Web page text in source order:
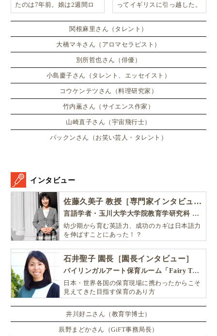
たのは7年前。娘は2週間ロ
ンドンのサマースクールに通
い、英語劇に挑戦したり、
ってイギリスに引っ越した。
関根麻里さん（タレント）
大橋マキさん（アロマセラピスト）
別所哲也さん（俳優）
小島慶子さん（タレント、エッセイスト）
コウケンテツさん（料理研究家）
竹内薫さん（サイエンス作家）
山崎直子さん（宇宙飛行士）
パックンさん（お笑い芸人・タレント）
インタビュー
佐藤久美子 教授［専門家インタビュー］
言語学者・玉川大学大学院教育学研究科 教授・NHK「えいごであそぼ」総合指導
幼少期から育む英語力、成功のカギは日本語力
を伸ばすことにあった！？
石井聖子 園長［園長インタビュー］
バイリンガルアート保育ルーム「Fairy Tale（フェアリーテイル）」
日本・世界各国の保育現場に携わったからこそ
見えてきた目指す保育のあり方
井川好ニさん（教育学博士）
辰野まどかさん（GiFT事務局長）